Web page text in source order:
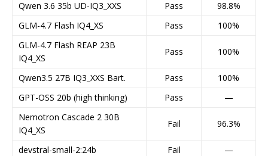
Qwen 3.6 35b UD-IQ3_XXS Pass
98.8%
GLM-4.7 Flash IQ4_XS
Pass
100%
GLM-4.7 Flash REAP 23B
IQ4_XS
Pass 100%
Qwen3.5 27B IQ3_XXS Bart. Pass
100%
GPT-OSS 20b (high thinking)
Pass
—
Nemotron Cascade 2 30B
IQ4_XS
Fail 96.3%
devstral-small-2:24b Fail
—